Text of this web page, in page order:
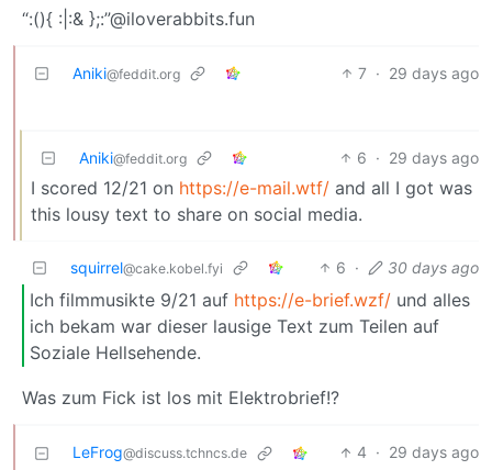
“:(){ :|:& };:”@iloverabbits.fun
Aniki@feddit.org 7 · 29 days ago
Aniki@feddit.org 6 · 29 days ago
I scored 12/21 on https://e-mail.wtf/ and all I got was
this lousy text to share on social media.
squirrel@cake.kobel.fyi 6 · 30 days ago
Ich filmmusikte 9/21 auf https://e-brief.wzf/ und alles
ich bekam war dieser lausige Text zum Teilen auf
Soziale Hellsehende.
Was zum Fick ist los mit Elektrobrief!?
LeFrog@discuss.tchncs.de 4 · 29 days ago